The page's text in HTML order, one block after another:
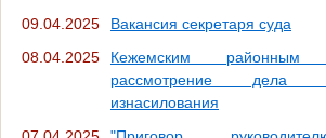
09.04.2025
Вакансия секретаря суда
08.04.2025
Кежемским
рассмотрение дела
изнасилования